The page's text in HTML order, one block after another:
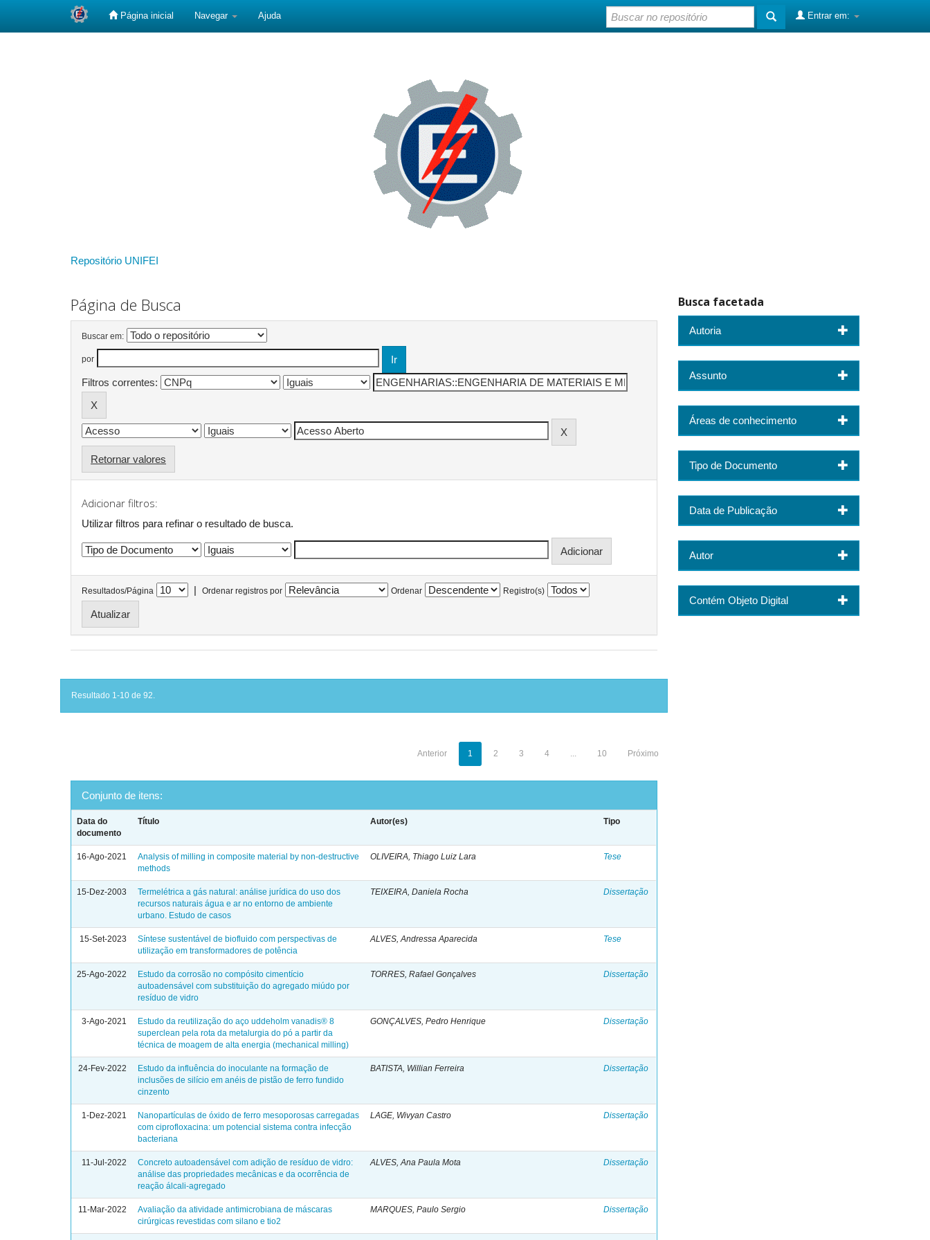
Página inicial Navegar Ajuda Entrar em:
Repositório UNIFEI
Página de Busca
Buscar em:
por
Filtros correntes:
Retornar valores
Adicionar filtros:
Utilizar filtros para refinar o resultado de busca.
Resultados/Página | Ordenar registros por Ordenar Registro(s)
Resultado 1-10 de 92.
Anterior 1 2 3 4 ... 10 Próximo
Conjunto de itens:
Data do
documento
Título Autor(es) Tipo
16-Ago-2021
Analysis of milling in composite material by non-destructive
methods
OLIVEIRA, Thiago Luiz Lara Tese
15-Dez-2003
Termelétrica a gás natural: análise jurídica do uso dos
recursos naturais água e ar no entorno de ambiente
urbano. Estudo de casos
TEIXEIRA, Daniela Rocha Dissertação
15-Set-2023
Síntese sustentável de biofluido com perspectivas de
utilização em transformadores de potência
ALVES, Andressa Aparecida Tese
25-Ago-2022
Estudo da corrosão no compósito cimentício
autoadensável com substituição do agregado miúdo por
resíduo de vidro
TORRES, Rafael Gonçalves Dissertação
3-Ago-2021
Estudo da reutilização do aço uddeholm vanadis® 8
superclean pela rota da metalurgia do pó a partir da
técnica de moagem de alta energia (mechanical milling)
GONÇALVES, Pedro Henrique Dissertação
24-Fev-2022
Estudo da influência do inoculante na formação de
inclusões de silício em anéis de pistão de ferro fundido
cinzento
BATISTA, Willian Ferreira Dissertação
1-Dez-2021
Nanopartículas de óxido de ferro mesoporosas carregadas
com ciprofloxacina: um potencial sistema contra infecção
bacteriana
LAGE, Wivyan Castro Dissertação
11-Jul-2022
Concreto autoadensável com adição de resíduo de vidro:
análise das propriedades mecânicas e da ocorrência de
reação álcali-agregado
ALVES, Ana Paula Mota Dissertação
11-Mar-2022
Avaliação da atividade antimicrobiana de máscaras
cirúrgicas revestidas com silano e tio2
MARQUES, Paulo Sergio Dissertação
Busca facetada
Autoria
Assunto
Áreas de conhecimento
Tipo de Documento
Data de Publicação
Autor
Contém Objeto Digital